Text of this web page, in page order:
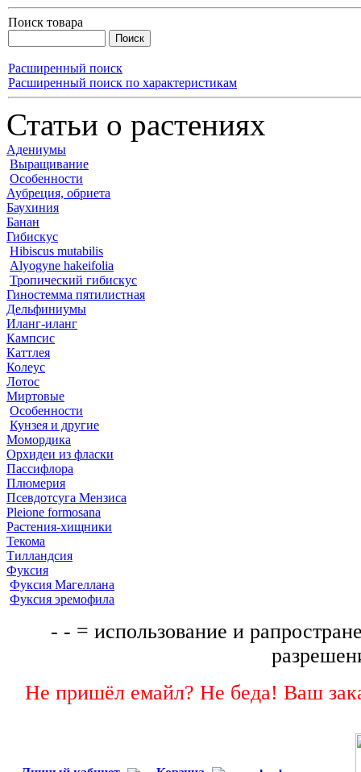
Поиск товара
Расширенный поиск
Расширенный поиск по характеристикам
Статьи о растениях
Адениумы
Выращивание
Особенности
Аубреция, обриета
Баухиния
Банан
Гибискус
Hibiscus mutabilis
Alyogyne hakeifolia
Тропический гибискус
Гиностемма пятилистная
Дельфиниумы
Иланг-иланг
Кампсис
Каттлея
Колеус
Лотос
Миртовые
Особенности
Кунзея и другие
Момордика
Орхидеи из фласки
Пассифлора
Плюмерия
Псевдотсуга Мензиса
Pleione formosana
Растения-хищники
Текома
Тилландсия
Фуксия
Фуксия Магеллана
Фуксия эремофила
- - = использование и
Не пришёл емайл? Не беда! Ваш